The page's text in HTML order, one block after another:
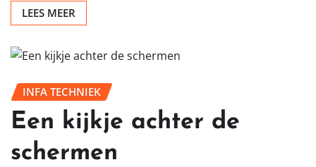
LEES MEER
INFA TECHNIEK
Een kijkje achter de
schermen